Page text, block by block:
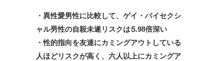
・異性愛男性に比較して、ゲイ・ バイセクシ
ャル男性の自殺未遂リスクは⒌98倍深い
・性的指向を友達にカミングアウトしている
人ほどリスクが高く、 六人以上にカミングア